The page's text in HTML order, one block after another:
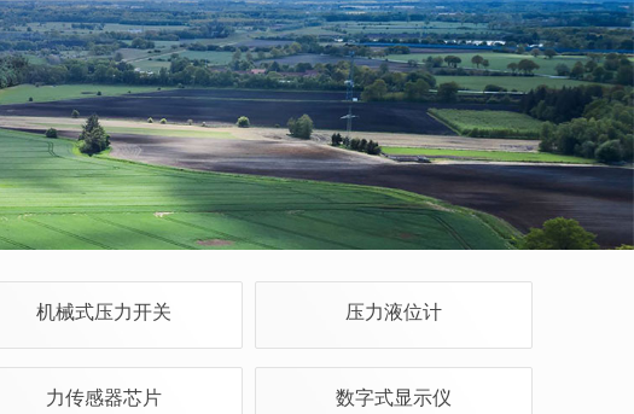
机械式压力开关 压力液位计
力传感器芯片 数字式显示仪